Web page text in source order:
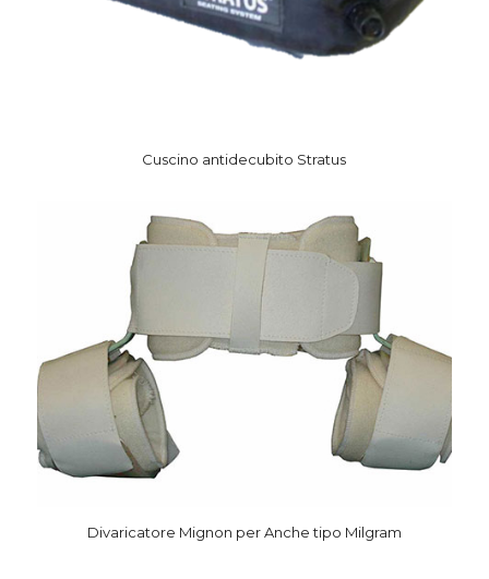
Cuscino antidecubito Stratus
Divaricatore Mignon per Anche tipo Milgram